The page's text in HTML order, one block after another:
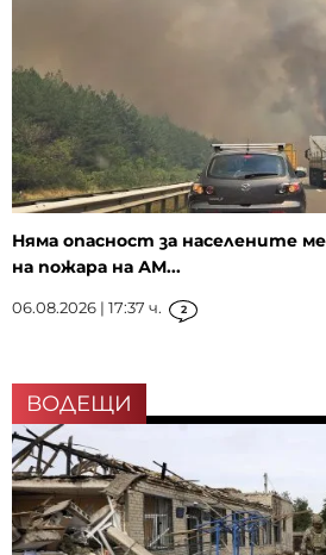
Няма опасност за населените
на пожара на АМ...
06.08.2026 | 17:37 ч. 2
ВОДЕЩИ